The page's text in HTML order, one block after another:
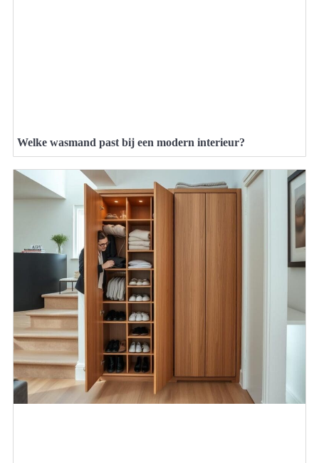
Welke wasmand past bij een modern interieur?